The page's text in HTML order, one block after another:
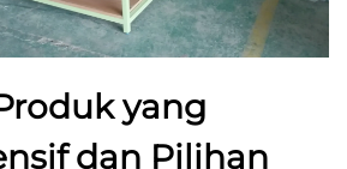
yang
dan Pilihan